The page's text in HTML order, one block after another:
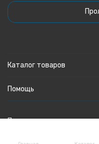
Каталог товаров
Помощь
Политика персональных